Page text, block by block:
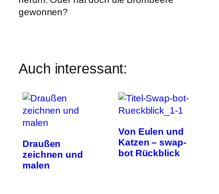
gewonnen?
Auch interessant:
Draußen
zeichnen und
malen
Von Eulen und
Katzen – swap-
bot Rückblick